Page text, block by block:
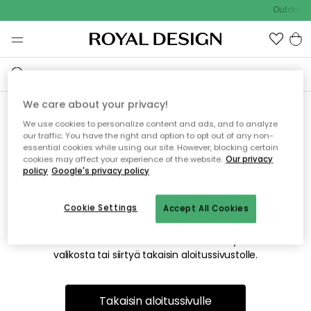
Outdoor
Emme valitettavasti löydä
etsimääsi sivua
Tämä voi johtua siitä, että sivua ei enää ole tai siitä, että se
on siirretty muualle. Pahoittelemme tästä mahdollisesti
valikosta tai siirtyä takaisin aloitussivustolle.
Takaisin aloitussivulle
We care about your privacy!
We use cookies to personalize content and ads, and to analyze
our traffic. You have the right and option to opt out of any non-
essential cookies while using our site. However, blocking certain
cookies may affect your experience of the website. Our privacy
policy Google's privacy policy
Accept All Cookies
Cookie Settings